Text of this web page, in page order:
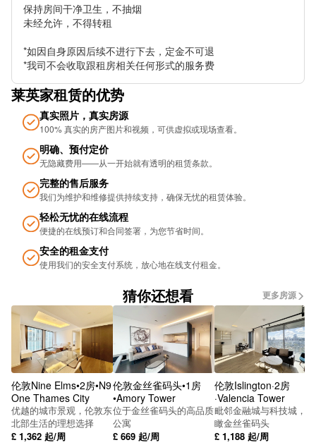
保持房间干净卫生，不抽烟
未经允许，不得转租
*如因自身原因后续不进行下去，定金不可退
*我司不会收取跟租房相关任何形式的服务费
莱英家租赁的优势
真实照片，真实房源
100% 真实的房产图片和视频，可供虚拟或现场查看。
明确、预付定价
无隐藏费用——从一开始就有透明的租赁条款。
完整的售后服务
我们为维护和维修提供持续支持，确保无忧的租​​赁体验。
轻松无忧的在线流程
便捷的在线预订和合同签署，为您节省时间。
安全的租金支付
使用我们的安全支付系统，放心地在线支付租金。
猜你还想看 更多房源
伦敦Nine Elms•2房•N9
One Thames City
优越的城市景观，伦敦东
北部生活的理想选择
£ 1,362 起/周
伦敦金丝雀码头•1房
•Amory Tower
位于金丝雀码头的高品质
公寓
£ 669 起/周
伦敦Islington·2房
·Valencia Tower
毗邻金融城与科技城，俯
瞰金丝雀码头
£ 1,188 起/周